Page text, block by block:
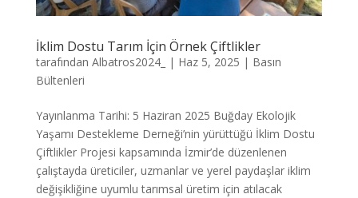
İklim Dostu Tarım İçin Örnek Çiftlikler
tarafından Albatros2024_ | Haz 5, 2025 | Basın
Bültenleri
Yayınlanma Tarihi: 5 Haziran 2025 Buğday Ekolojik
Yaşamı Destekleme Derneği’nin yürüttüğü İklim Dostu
Çiftlikler Projesi kapsamında İzmir’de düzenlenen
çalıştayda üreticiler, uzmanlar ve yerel paydaşlar iklim
değişikliğine uyumlu tarımsal üretim için atılacak